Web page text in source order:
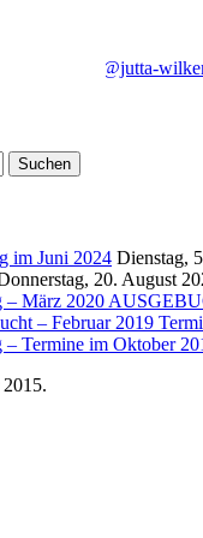
info@jutta-
im Juni 2024 Dienstag,
20. August
– März 2020
– Februar 2019
Termine im Oktober